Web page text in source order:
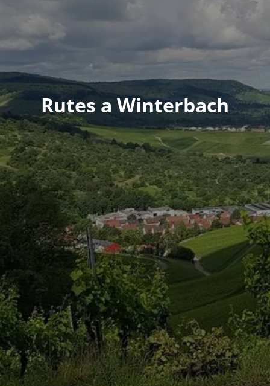
Rutes a Winterbach